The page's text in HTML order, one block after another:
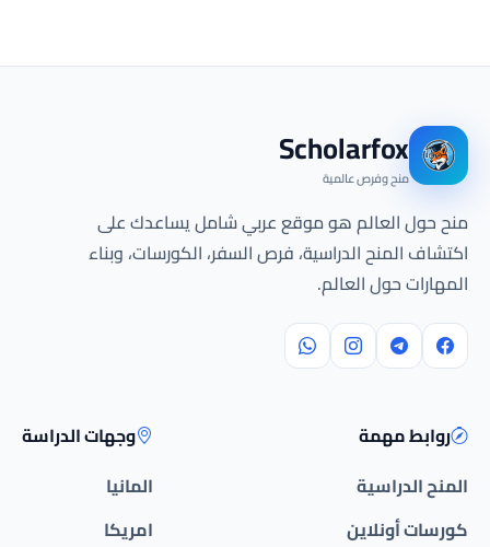
Scholarfox
منح وفرص عالمية
منح حول العالم هو موقع عربي شامل يساعدك على
اكتشاف المنح الدراسية، فرص السفر، الكورسات، وبناء
المهارات حول العالم.
روابط مهمة
المنح الدراسية
كورسات أونلاين
وجهات الدراسة
المانيا
امريكا